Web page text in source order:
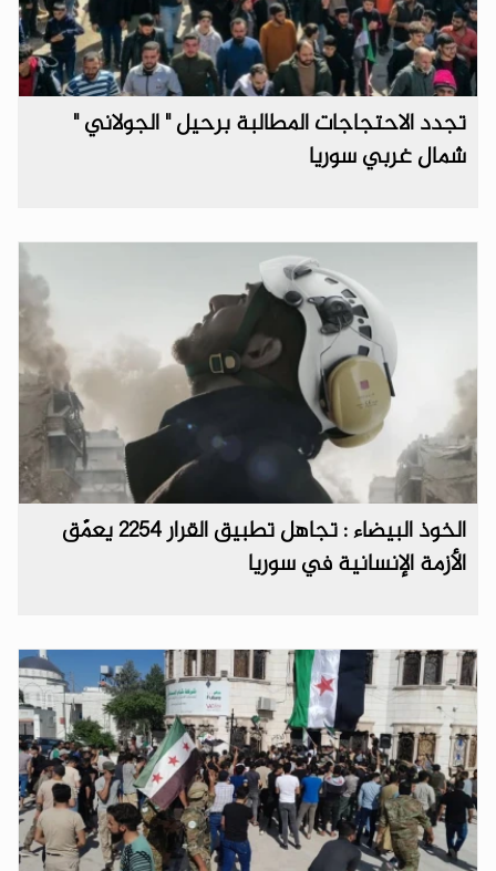
تجدد الاحتجاجات المطالبة برحيل " الجولاني "
شمال غربي سوريا
الخوذ البيضاء : تجاهل تطبيق القرار 2254 يعمّق
الأزمة الإنسانية في سوريا